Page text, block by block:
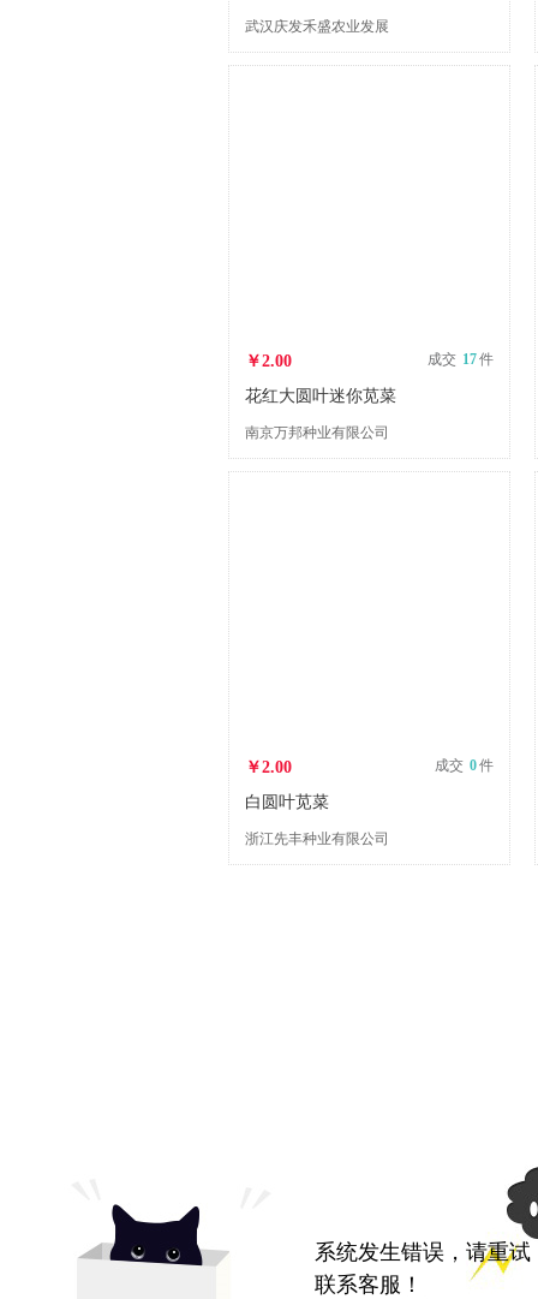
武汉庆发禾盛农业发展
公司
￥2.00 成交 17件
花红大圆叶迷你苋菜
南京万邦种业有限公司
￥2.00 成交 0件
白圆叶苋菜
浙江先丰种业有限公司
系统发生错误，请重
联系客服！